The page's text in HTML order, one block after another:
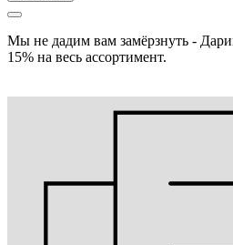
Мы не дадим вам замёрзнуть -
15% на весь ассортимент.